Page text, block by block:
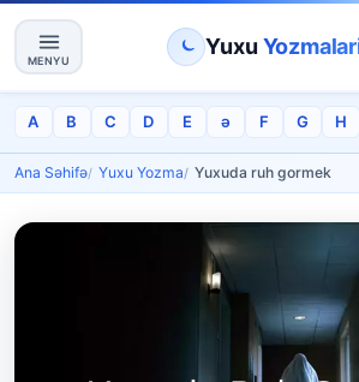
MENYU
Yuxu
A B C D E ə F G H
Ana Səhifə Yuxu Yozma Yuxuda ruh gormek